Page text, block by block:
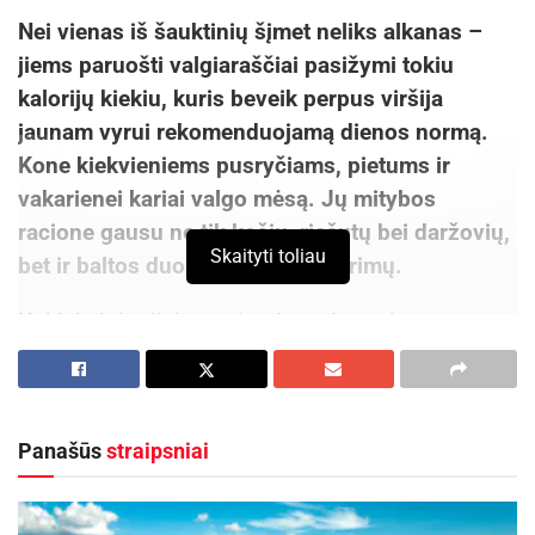
Nei vienas iš šauktinių šįmet neliks alkanas –
jiems paruošti valgiaraščiai pasižymi tokiu
kalorijų kiekiu, kuris beveik perpus viršija
jaunam vyrui rekomenduojamą dienos normą.
Kone kiekvieniems pusryčiams, pietums ir
vakarienei kariai valgo mėsą. Jų mitybos
racione gausu ne tik košių, riešutų bei daržovių,
bet ir baltos duonos, saldintų gėrimų.
Kokiais kriterijais remiantis sudaromi
valgiaraščiai kariams ir ar jų mitybos principus
įmanoma pritaikyti sportuojančiam arba eiliniam
Lietuvos kariuomenės Logistikos valdybos
bestselerio „Tobulas kūnas“ autoriumi Andriumi
Skaityti toliau
Panašūsstraipsniai